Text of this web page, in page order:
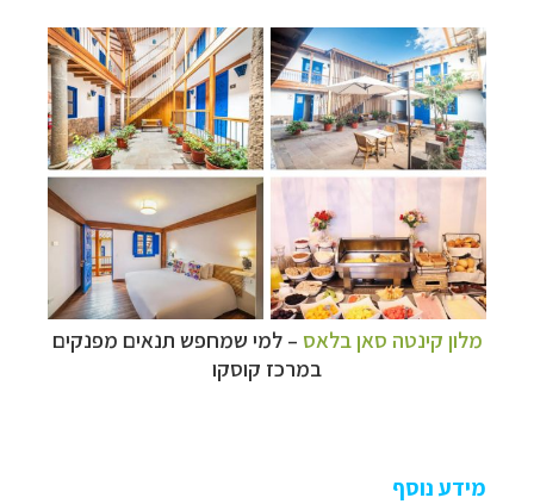
מלון קינטה סאן בלאס – למי שמחפש תנאים מפנקים
במרכז קוסקו
מידע נוסף